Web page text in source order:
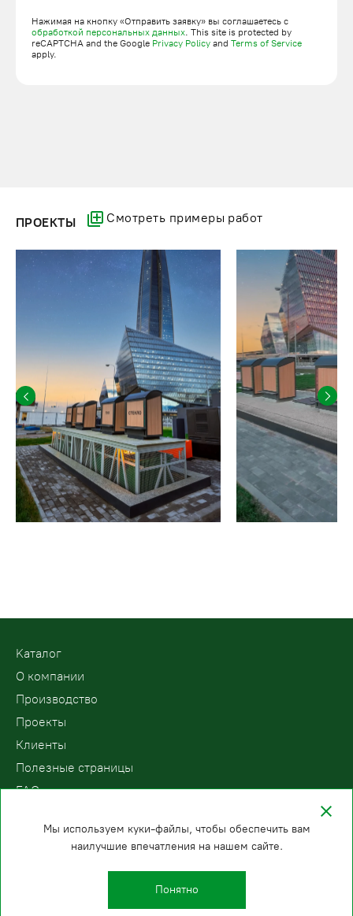
Нажимая на кнопку «Отправить заявку» вы соглашаетесь с
обработкой персональных данных. This site is protected by
reCAPTCHA and the Google Privacy Policy and Terms of Service
apply.
ПРОЕКТЫ Смотреть примеры работ
Kаталог
О компании
Производство
Проекты
Клиенты
Полезные страницы
FAQ
8 (800) 200-78-15
E-mail:
Мы используем куки-файлы, чтобы обеспечить вам
наилучшие впечатления на нашем сайте.
Понятно